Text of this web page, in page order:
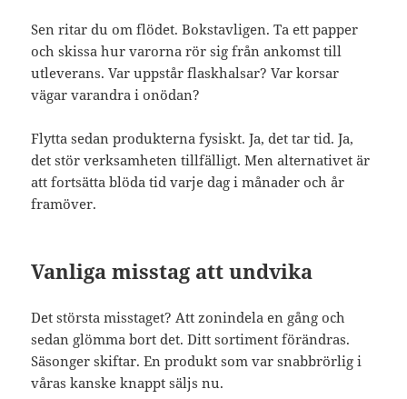
Sen ritar du om flödet. Bokstavligen. Ta ett papper
och skissa hur varorna rör sig från ankomst till
utleverans. Var uppstår flaskhalsar? Var korsar
vägar varandra i onödan?
Flytta sedan produkterna fysiskt. Ja, det tar tid. Ja,
det stör verksamheten tillfälligt. Men alternativet är
att fortsätta blöda tid varje dag i månader och år
framöver.
Vanliga misstag att undvika
Det största misstaget? Att zonindela en gång och
sedan glömma bort det. Ditt sortiment förändras.
Säsonger skiftar. En produkt som var snabbrörlig i
våras kanske knappt säljs nu.